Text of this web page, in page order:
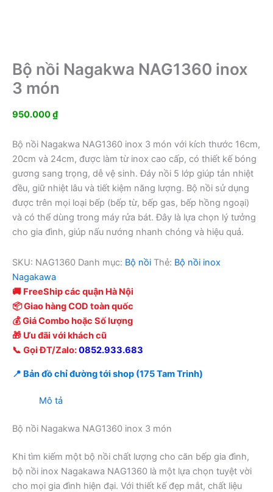
Bộ nồi Nagakwa NAG1360 inox
3 món
950.000₫
Bộ nồi Nagakwa NAG1360 inox 3 món với kích thước 16cm,
20cm và 24cm, được làm từ inox cao cấp, có thiết kế bóng
gương sang trọng, dễ vệ sinh. Đáy nồi 5 lớp giúp tản nhiệt
đều, giữ nhiệt lâu và tiết kiệm năng lượng. Bộ nồi sử dụng
được trên mọi loại bếp (bếp từ, bếp gas, bếp hồng ngoại)
và có thể dùng trong máy rửa bát. Đây là lựa chọn lý tưởng
cho gia đình, giúp nấu nướng nhanh chóng và hiệu quả.
SKU: NAG1360 Danh mục: Bộ nồi Thẻ: Bộ nồi inox
Nagakawa
🚚 FreeShip các quận Hà Nội
📦 Giao hàng COD toàn quốc
💰 Giá Combo hoặc Số lượng
🎁 Ưu đãi với khách cũ
📞 Gọi ĐT/Zalo:0852.933.683
📍 Bản đồ chỉ đường tới shop (175 Tam Trinh)
Mô tả
Bộ nồi Nagakwa NAG1360 inox 3 món
Khi tìm kiếm một bộ nồi chất lượng cho căn bếp gia đình,
bộ nồi inox Nagakawa NAG1360 là một lựa chọn tuyệt vời
cho mọi gia đình hiện đại. Với thiết kế đẹp mắt, chất liệu